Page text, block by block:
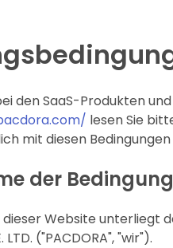
den SaaS-Produkten
lesen Sie
mit diesen
der
dieser Website
LTD. ("PACDORA", "wir").